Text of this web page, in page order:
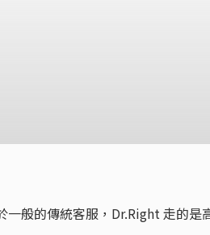
一般的傳統客服，Dr.Right 走的是